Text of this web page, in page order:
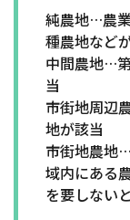
純農地…農
種農地など
中間農地…
当
市街地周辺
地が該当
市街地農地
域内にある
を要しない